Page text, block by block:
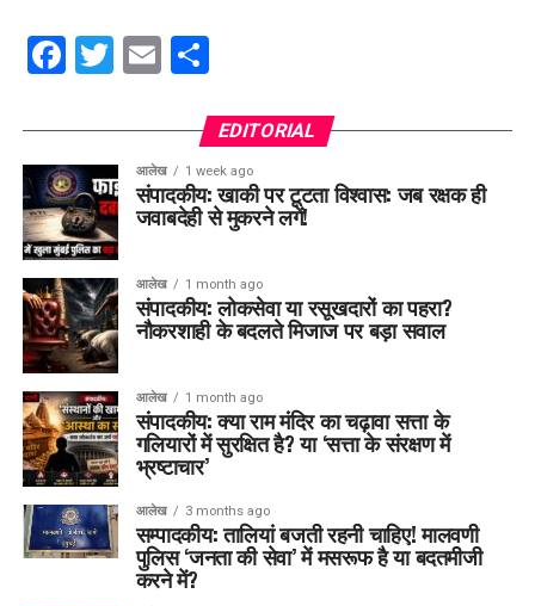
Facebook
Twitter
EmailShare
EDITORIAL
आलेख 1 week ago
संपादकीय: खाकी पर टूटता विश्वास: जब रक्षक ही
जवाबदेही से मुकरने लगें!
आलेख 1 month ago
संपादकीय: लोकसेवा या रसूखदारों का पहरा?
नौकरशाही के बदलते मिजाज पर बड़ा सवाल
आलेख 1 month ago
संपादकीय: क्या राम मंदिर का चढ़ावा सत्ता के
गलियारों में सुरक्षित है? या ‘सत्ता के संरक्षण में
भ्रष्टाचार’
आलेख 3 months ago
सम्पादकीय: तालियां बजती रहनी चाहिए! मालवणी
पुलिस ‘जनता की सेवा’ में मसरूफ है या बदतमीजी
करने में?